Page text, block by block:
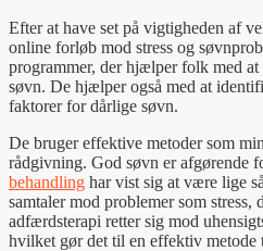
Efter at have set på vigtigheden af
online forløb mod stress og
programmer, der hjælper folk med at
søvn. De hjælper også med at
faktorer for dårlige søvn.
De bruger effektive metoder som
rådgivning. God søvn er afgørende
behandling har vist sig at være lige
samtaler mod problemer som
adfærdsterapi retter sig mod
hvilket gør det til en effektiv metode